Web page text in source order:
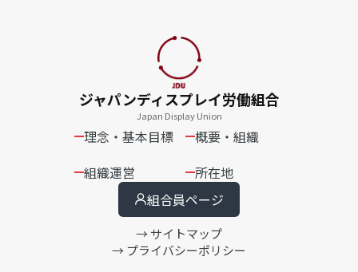
ジャパンディスプレイ労働組合
Japan Display Union
理念・基本目標
概要・組織
組織運営
所在地
組合員ページ
→ サイトマップ
→ プライバシーポリシー